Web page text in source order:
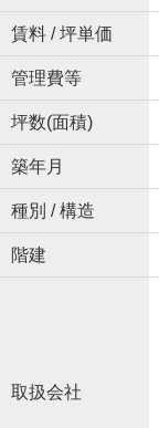
賃料 / 坪単価
管理費等
坪数(面積)
築年月
種別 / 構造
階建
取扱会社